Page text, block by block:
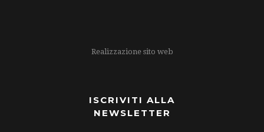
Realizzazione sito web
ISCRIVITI ALLA
NEWSLETTER